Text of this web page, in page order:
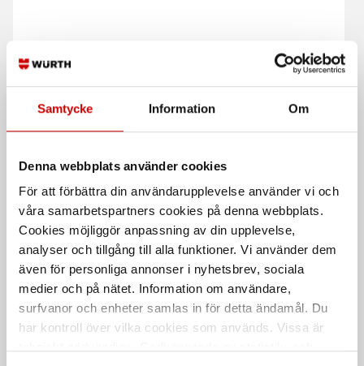
Samtycke Information Om
Denna webbplats använder cookies
För att förbättra din användarupplevelse använder vi och
våra samarbetspartners cookies på denna webbplats.
Cookies möjliggör anpassning av din upplevelse,
analyser och tillgång till alla funktioner. Vi använder dem
även för personliga annonser i nyhetsbrev, sociala
medier och på nätet. Information om användare,
surfvanor och enheter samlas in för detta ändamål. Du
har kontroll över vilka cookies som används. Vissa är
Ändplastkåpa AKZSC
Skyddar mot vassa kanter.
Ändplastkåpa T.ZSB
För att skydda mot vassa kanter
Täcklock till
surrningsskena AKZSA
För att skydda mot vassa kanter
Ändplastkåpa AKZSF
Skyddar mot vassa kanter.